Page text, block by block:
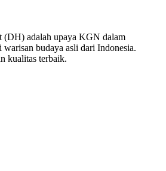
adalah upaya KGN dalam
warisan budaya asli dari Indonesia.
kualitas terbaik.